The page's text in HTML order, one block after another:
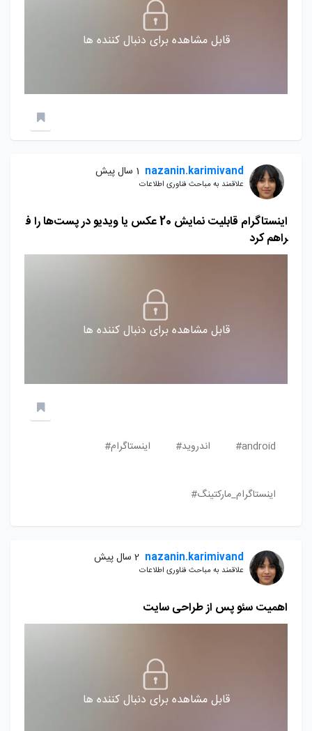
قابل مشاهده برای دنبال کننده ها
nazanin.karimivand 1 سال پیش
علاقمند به مباحث فناوری اطلاعات
اینستاگرام قابلیت نمایش 20 عکس یا ویدیو در پست‌ها را ف
راهم کرد
قابل مشاهده برای دنبال کننده ها
android# اندروید# اینستاگرام#
اینستاگرام_مارکتینگ#
nazanin.karimivand 2 سال پیش
علاقمند به مباحث فناوری اطلاعات
اهمیت سئو پس از طراحی سایت
قابل مشاهده برای دنبال کننده ها